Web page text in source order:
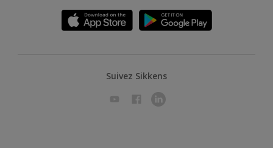
Suivez Sikkens